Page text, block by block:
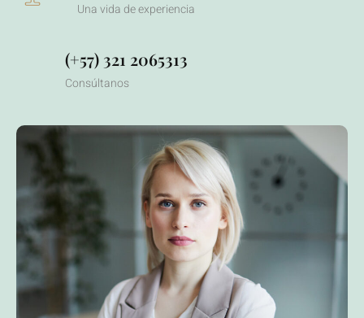
Una vida de experiencia
(+57) 321 2065313
Consúltanos